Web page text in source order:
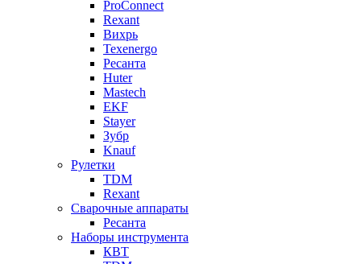
ProConnect
Rexant
Вихрь
Texenergo
Ресанта
Huter
Mastech
EKF
Stayer
Зубр
Knauf
Рулетки
TDM
Rexant
Сварочные аппараты
Ресанта
Наборы инструмента
КВТ